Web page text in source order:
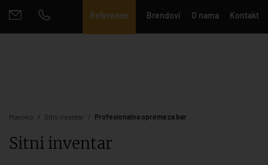
Reference Brendovi O nama Kontakt
Mayoko Sitni inventar Profesionalna oprema za bar
Sitni inventar